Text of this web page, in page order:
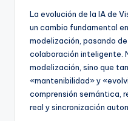
La evolución de la IA de
un cambio fundamental
modelización, pasando
colaboración inteligente.
modelización, sino que
«mantenibilidad» y
comprensión semántica,
real y sincronización